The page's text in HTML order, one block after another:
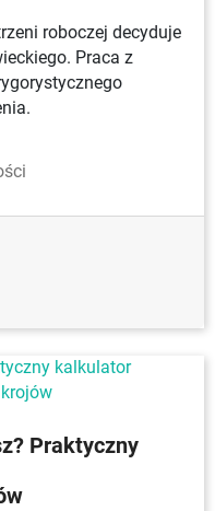
roboczej decyduje
Praca z
Praktyczny